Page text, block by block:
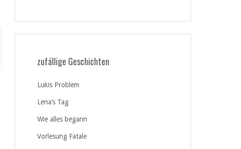
zufällige Geschichten
Lukis Problem
Lena‘s Tag
Wie alles begann
Vorlesung Fatale